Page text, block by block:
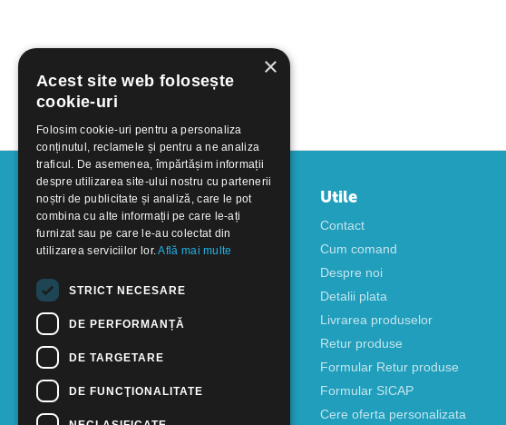
Contul meu
Creati cont
Utile
Contact
Cum comand
Despre noi
Detalii plata
Livrarea produselor
Retur produse
Formular Retur produse
Formular SICAP
Cere oferta personalizata
×
Acest site web folosește
cookie-uri
Folosim cookie-uri pentru a personaliza
conținutul, reclamele și pentru a ne analiza
traficul. De asemenea, împărtășim informații
despre utilizarea site-ului nostru cu partenerii
noștri de publicitate și analiză, care le pot
combina cu alte informații pe care le-ați
furnizat sau pe care le-au colectat din
utilizarea serviciilor lor.Află mai multe
STRICT NECESARE
DE PERFORMANȚĂ
DE TARGETARE
DE FUNCŢIONALITATE